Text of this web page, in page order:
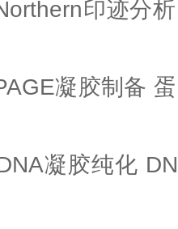
印迹分
凝胶制备
凝胶纯化